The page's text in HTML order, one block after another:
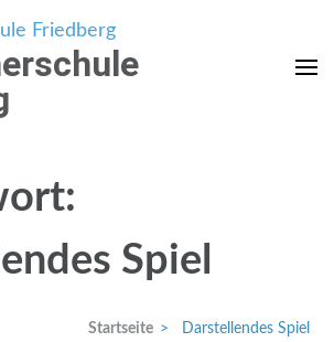
Spiel
Startseite > Darstellendes Spiel